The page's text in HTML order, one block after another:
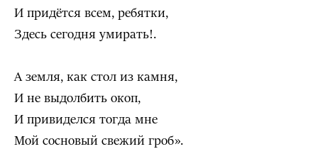
И придётся всем, ребятки,
Здесь сегодня умирать!.
А земля, как стол из камня,
И не выдолбить окоп,
И привиделся тогда мне
Мой сосновый свежий гроб».